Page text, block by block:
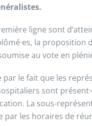
ligne sont
la proposition
au vote en
le fait que les
sont
La sous-
par les horaires de